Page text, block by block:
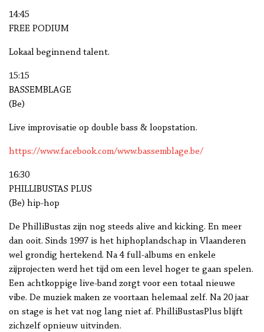
14:45
FREE PODIUM
Lokaal beginnend talent.
15:15
BASSEMBLAGE
(Be)
Live improvisatie op double bass & loopstation.
https://www.facebook.com/www.bassemblage.be/
16:30
PHILLIBUSTAS PLUS
(Be) hip-hop
De PhilliBustas zijn nog steeds alive and kicking. En meer
dan ooit. Sinds 1997 is het hiphoplandschap in Vlaanderen
wel grondig hertekend. Na 4 full-albums en enkele
zijprojecten werd het tijd om een level hoger te gaan spelen.
Een achtkoppige live-band zorgt voor een totaal nieuwe
vibe. De muziek maken ze voortaan helemaal zelf. Na 20 jaar
on stage is het vat nog lang niet af. PhilliBustasPlus blijft
zichzelf opnieuw uitvinden.